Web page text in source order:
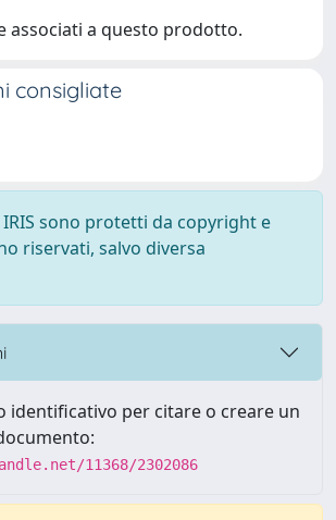
associati a questo prodotto.
consigliate
sono protetti da copyright e
riservati, salvo diversa
identificativo per citare o creare un
11368/2302086